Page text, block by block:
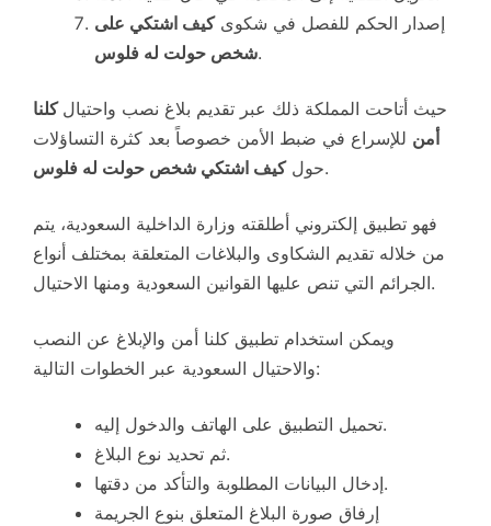
إصدار الحكم للفصل في شكوىكيف اشتكي على
شخص حولت له فلوس.
حيث أتاحت المملكة ذلك عبر تقديم بلاغ نصب واحتيال كلنا
أمن للإسراع في ضبط الأمن خصوصاً بعد كثرة التساؤلات
حولكيف اشتكي شخص حولت له فلوس .
فهو تطبيق إلكتروني أطلقته وزارة الداخلية السعودية، يتم
من خلاله تقديم الشكاوى والبلاغات المتعلقة بمختلف أنواع
الجرائم التي تنص عليها القوانين السعودية ومنها الاحتيال.
ويمكن استخدام تطبيق كلنا أمن والإبلاغ عن النصب
والاحتيال السعودية عبر الخطوات التالية:
تحميل التطبيق على الهاتف والدخول إليه.
ثم تحديد نوع البلاغ.
إدخال البيانات المطلوبة والتأكد من دقتها.
إرفاق صورة البلاغ المتعلق بنوع الجريمة